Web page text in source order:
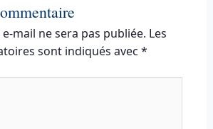
mail ne sera pas publiée. Les
sont indiqués avec *